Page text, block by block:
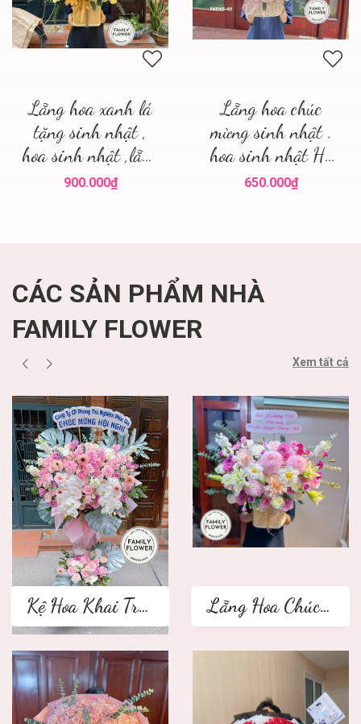
Lẵng hoa xanh lá
tặng sinh nhật ,
hoa sinh nhật ,lẵng
hoa đẹp
900.000₫
Lẵng hoa chúc
mừng sinh nhật .
hoa sinh nhật Hà
Nội
650.000₫
CÁC SẢN PHẨM NHÀ
FAMILY FLOWER
Xem tất cả
Kệ Hoa Khai Trương 2 tầng Lẵng Hoa Chúc Mừng